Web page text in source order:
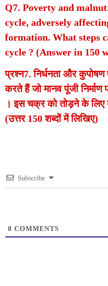
Q7. Poverty and
cycle, adversely
formation. What steps
cycle ? (Answer in 150
प्रश्न7. निर्धनता और कुपोषण
करते हैं जो मानव पूंजी
। इस चक्र को तोड़ने के
(उत्तर 150 शब्दों में लिखिए)
Subscribe
0 COMMENTS